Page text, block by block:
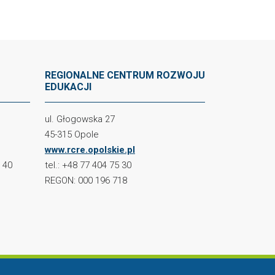
40
REGIONALNE CENTRUM ROZWOJU
EDUKACJI
ul. Głogowska 27
45-315 Opole
www.rcre.opolskie.pl
tel.: +48 77 404 75 30
REGON: 000 196 718